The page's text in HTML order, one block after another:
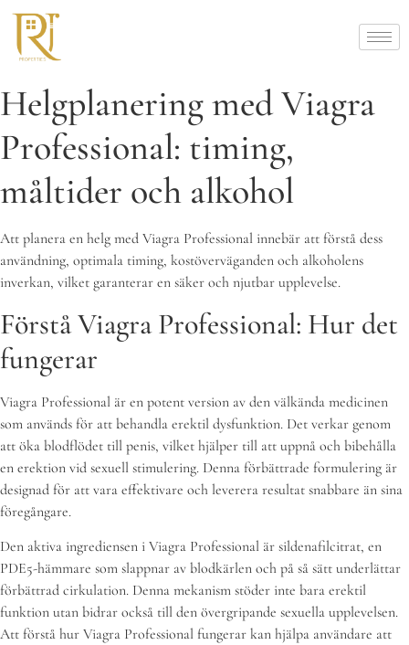
Helgplanering med Viagra
Professional: timing,
måltider och alkohol
Att planera en helg med Viagra Professional innebär att förstå dess
användning, optimala timing, kostöverväganden och alkoholens
inverkan, vilket garanterar en säker och njutbar upplevelse.
Förstå Viagra Professional: Hur det
fungerar
Viagra Professional är en potent version av den välkända medicinen
som används för att behandla erektil dysfunktion. Det verkar genom
att öka blodflödet till penis, vilket hjälper till att uppnå och bibehålla
en erektion vid sexuell stimulering. Denna förbättrade formulering är
designad för att vara effektivare och leverera resultat snabbare än sina
föregångare.
Den aktiva ingrediensen i Viagra Professional är sildenafilcitrat, en
PDE5-hämmare som slappnar av blodkärlen och på så sätt underlättar
förbättrad cirkulation. Denna mekanism stöder inte bara erektil
funktion utan bidrar också till den övergripande sexuella upplevelsen.
Att förstå hur Viagra Professional fungerar kan hjälpa användare att